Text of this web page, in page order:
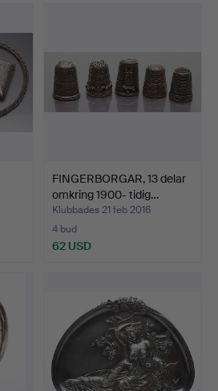
FINGERBORGAR, 13 delar
omkring 1900- tidig…
Klubbades 21 feb 2016
4 bud
62 USD